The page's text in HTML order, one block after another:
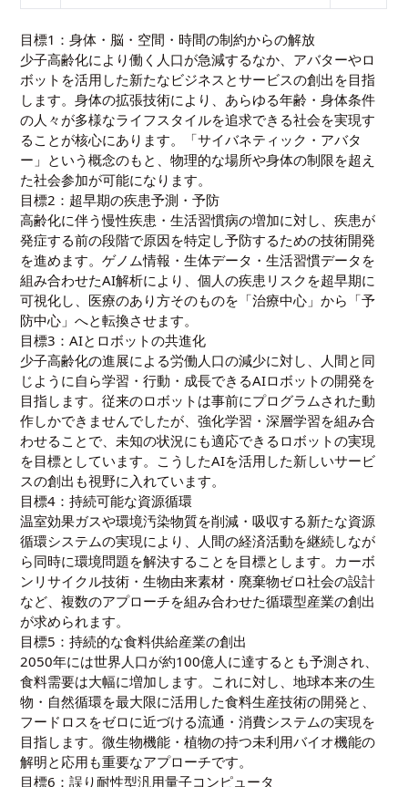
目標1：身体・脳・空間・時間の制約からの解放
少子高齢化により働く人口が急減するなか、アバターやロ
ボットを活用した新たなビジネスとサービスの創出を目指
します。身体の拡張技術により、あらゆる年齢・身体条件
の人々が多様なライフスタイルを追求できる社会を実現す
ることが核心にあります。「サイバネティック・アバタ
ー」という概念のもと、物理的な場所や身体の制限を超え
た社会参加が可能になります。
目標2：超早期の疾患予測・予防
高齢化に伴う慢性疾患・生活習慣病の増加に対し、疾患が
発症する前の段階で原因を特定し予防するための技術開発
を進めます。ゲノム情報・生体データ・生活習慣データを
組み合わせたAI解析により、個人の疾患リスクを超早期に
可視化し、医療のあり方そのものを「治療中心」から「予
防中心」へと転換させます。
目標3：AIとロボットの共進化
少子高齢化の進展による労働人口の減少に対し、人間と同
じように自ら学習・行動・成長できるAIロボットの開発を
目指します。従来のロボットは事前にプログラムされた動
作しかできませんでしたが、強化学習・深層学習を組み合
わせることで、未知の状況にも適応できるロボットの実現
を目標としています。こうしたAIを活用した新しいサービ
スの創出も視野に入れています。
目標4：持続可能な資源循環
温室効果ガスや環境汚染物質を削減・吸収する新たな資源
循環システムの実現により、人間の経済活動を継続しなが
ら同時に環境問題を解決することを目標とします。カーボ
ンリサイクル技術・生物由来素材・廃棄物ゼロ社会の設計
など、複数のアプローチを組み合わせた循環型産業の創出
が求められます。
目標5：持続的な食料供給産業の創出
2050年には世界人口が約100億人に達するとも予測され、
食料需要は大幅に増加します。これに対し、地球本来の生
物・自然循環を最大限に活用した食料生産技術の開発と、
フードロスをゼロに近づける流通・消費システムの実現を
目指します。微生物機能・植物の持つ未利用バイオ機能の
解明と応用も重要なアプローチです。
目標6：誤り耐性型汎用量子コンピュータ